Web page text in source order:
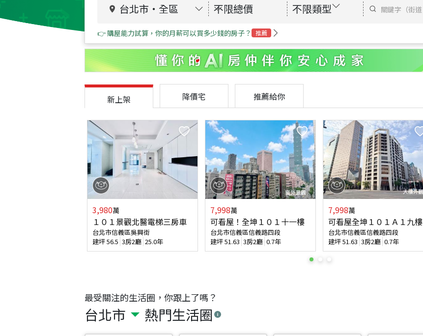
台北市 ・ 全區 不限總價 不限類型
👉 購屋能力試算，你的月薪可以買多少錢的房子？ 推薦
最受關注的生活圈，你跟上了嗎？
台北市 熱門生活圈
新上架 降價宅 推薦給你
3,980萬
１０１景觀北醫電梯三房車
台北市信義區吳興街
建坪56.5 3房2廳 25.0年
7,998萬
可看屋！全坤１０１十一樓
台北市信義區信義路四段
建坪51.63 3房2廳 0.7年
7,998萬
可看屋全坤１０１Ａ１九樓
台北市信義區信義路四段
建坪51.63 3房2廳 0.7年